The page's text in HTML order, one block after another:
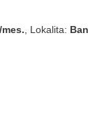
, Lokalita: